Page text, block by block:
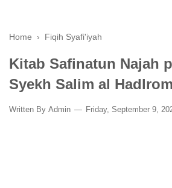
Home › Fiqih Syafi'iyah
Kitab Safinatun Najah
Syekh Salim al
Written By Admin Friday, September 9,